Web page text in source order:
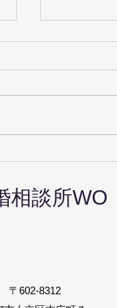
相談所WO
〒602-8312